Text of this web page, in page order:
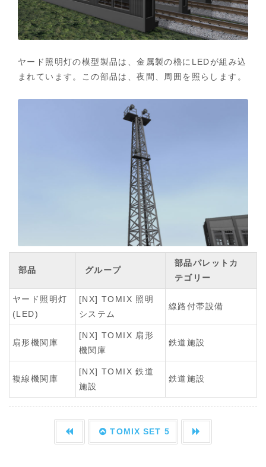
ヤード照明灯の模型製品は、金属製の櫓にLEDが組み込
まれています。この部品は、夜間、周囲を照らします。
部品 グループ
部品パレットカ
テゴリー
ヤード照明灯
(LED)
[NX] TOMIX 照明
システム
線路付帯設備
扇形機関庫
[NX] TOMIX 扇形
機関庫
鉄道施設
複線機関庫
[NX] TOMIX 鉄道
施設
鉄道施設
TOMIX SET 5